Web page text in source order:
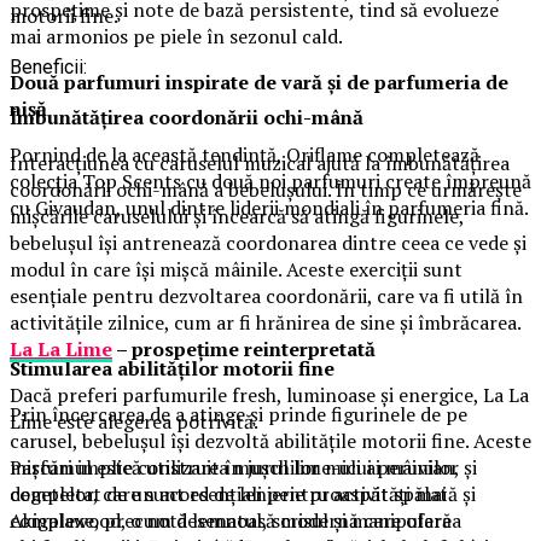
motorii fine.
Beneficii:
Îmbunătățirea coordonării ochi-mână
Interacțiunea cu caruselul muzical ajută la îmbunătățirea
coordonării ochi-mână a bebelușului. În timp ce urmărește
mișcările caruselului și încearcă să atingă figurinele,
bebelușul își antrenează coordonarea dintre ceea ce vede și
modul în care își mișcă mâinile. Aceste exerciții sunt
esențiale pentru dezvoltarea coordonării, care va fi utilă în
activitățile zilnice, cum ar fi hrănirea de sine și îmbrăcarea.
Stimularea abilităților motorii fine
Prin încercarea de a atinge și prinde figurinele de pe
carusel, bebelușul își dezvoltă abilitățile motorii fine. Aceste
mișcări implică utilizarea mușchilor mici ai mâinilor și
degetelor, care sunt esențiali pentru activități mai
complexe, precum desenatul, scrisul și manipularea
prospețime și note de bază persistente, tind să evolueze
mai armonios pe piele în sezonul cald.
Două parfumuri inspirate de vară și de parfumeria de
nișă
Pornind de la această tendință, Oriflame completează
colecția Top Scents cu două noi parfumuri create împreună
cu Givaudan, unul dintre liderii mondiali în parfumeria fină.
La La Lime– prospețime reinterpretată
Dacă preferi parfumurile fresh, luminoase și energice, La La
Lime este alegerea potrivită.
Parfumul este construit în jurul lime-ului peruvian,
completat de un acord de lenjerie proaspăt spălată și
Akigalawood, o notă lemnoasă modernă care oferă